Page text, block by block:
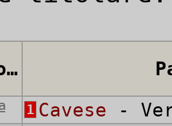
Giornata
1 Cavese -